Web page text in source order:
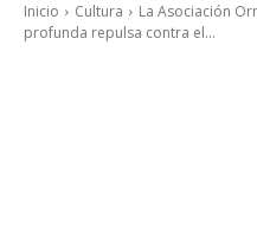
Inicio Cultura
La Asociación
profunda repulsa contra el...